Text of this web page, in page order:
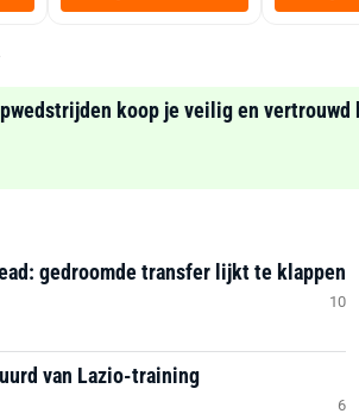
Zwart
koop je veilig en vertrouwd
gedroomde transfer lijkt te klappen
10
van Lazio-training
6